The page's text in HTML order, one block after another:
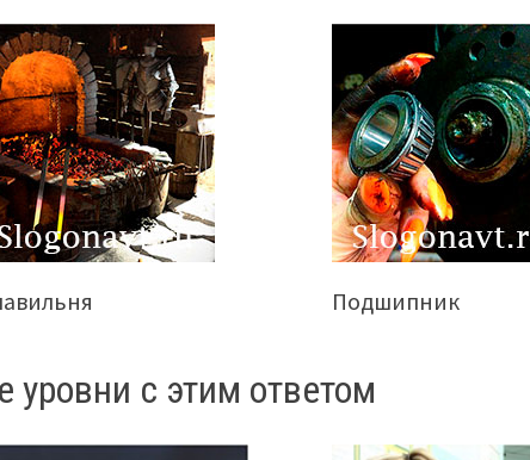
Подшипник
уровни с этим ответом